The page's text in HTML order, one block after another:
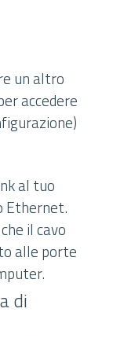
un altro
accedere
al tuo
Ethernet.
il cavo
alle porte
di